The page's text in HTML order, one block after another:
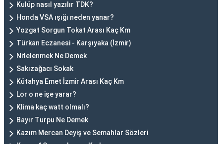
Kulüp nasıl yazılır TDK?
Honda VSA ışığı neden yanar?
Yozgat Sorgun Tokat Arası Kaç Km
Türkan Eczanesi - Karşıyaka (İzmir)
Nitelenmek Ne Demek
Sakızağacı Sokak
Kütahya Emet İzmir Arası Kaç Km
Lor o ne işe yarar?
Klima kaç watt olmalı?
Bayır Turpu Ne Demek
Kazım Mercan Deyiş ve Semahlar Sözleri